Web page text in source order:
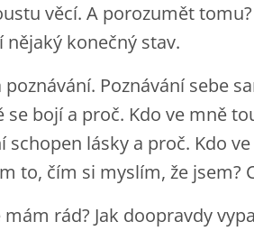
věcí. A porozumět
konečný stav.
Poznávání sebe
bojí a proč. Kdo ve mně
schopen lásky a proč. Kdo
to, čím si myslím, že jsem?
rád? Jak doopravdy